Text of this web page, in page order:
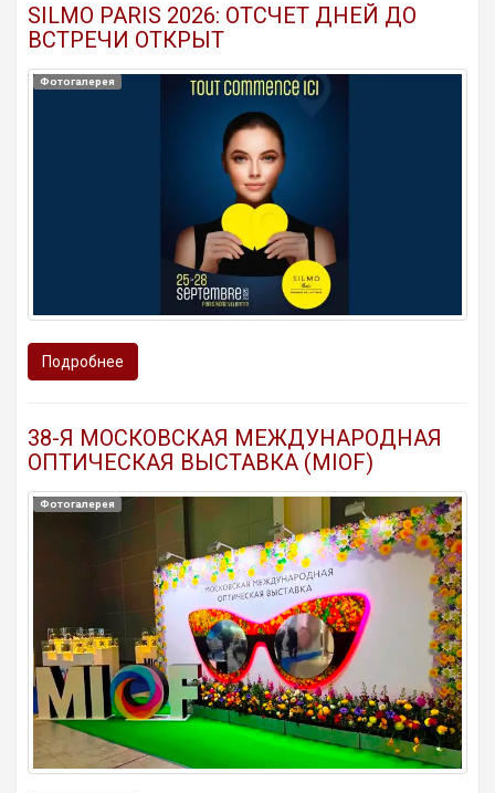
SILMO PARIS 2026: ОТСЧЕТ ДНЕЙ ДО
ВСТРЕЧИ ОТКРЫТ
Фотогалерея
Подробнее
38-Я МОСКОВСКАЯ МЕЖДУНАРОДНАЯ
ОПТИЧЕСКАЯ ВЫСТАВКА (MIOF)
Фотогалерея